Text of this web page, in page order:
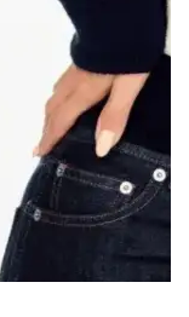
нацелена на вторую
победы на
объявления
и несколько
велосипеда,